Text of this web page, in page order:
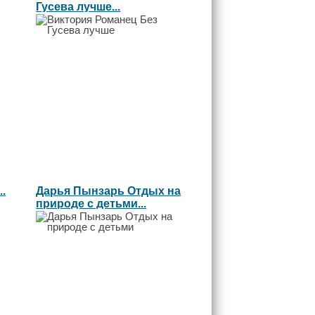
Гусева лучше...
Дарья Пынзарь Отдых на
природе с детьми...